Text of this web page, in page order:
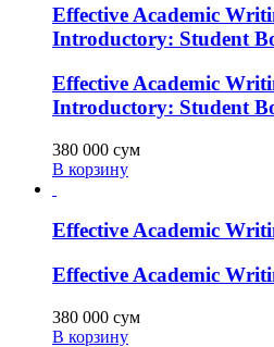
Effective Academic
Introductory: Student
Effective Academic
Introductory: Student
380 000 сум
В корзину
Effective Academic
Effective Academic
380 000 сум
В корзину